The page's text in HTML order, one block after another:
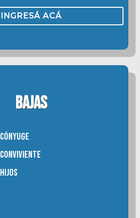
INGRESÁ ACÁ
BAJAS
Cónyuge
Conviviente
Hijos